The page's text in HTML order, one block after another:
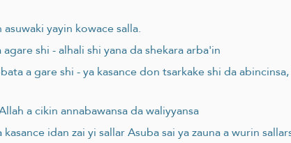
yayin kowace salla.
shi - alhali shi yana da shekara arba'in
a gare shi - ya kasance don tsarkake shi da
a cikin annabawansa da waliyyansa
idan zai yi sallar Asuba sai ya zauna a wurin